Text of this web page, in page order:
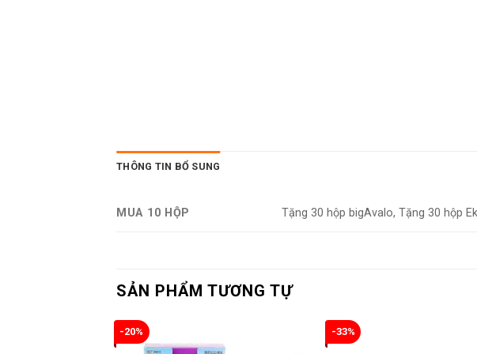
THÔNG TIN BỔ SUNG
MUA 10 HỘP Tặng 30 hộp bigAvalo, Tặng 30 hộp
SẢN PHẨM TƯƠNG TỰ
-20% -33%